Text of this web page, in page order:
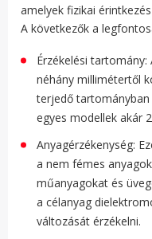
amelyek fizikai
A következők a
Érzékelési
néhány millimétertől
terjedő tartományban
egyes modellek akár
Anyagérzékenység:
a nem fémes
műanyagokat és
a célanyag
változását érzékelni.